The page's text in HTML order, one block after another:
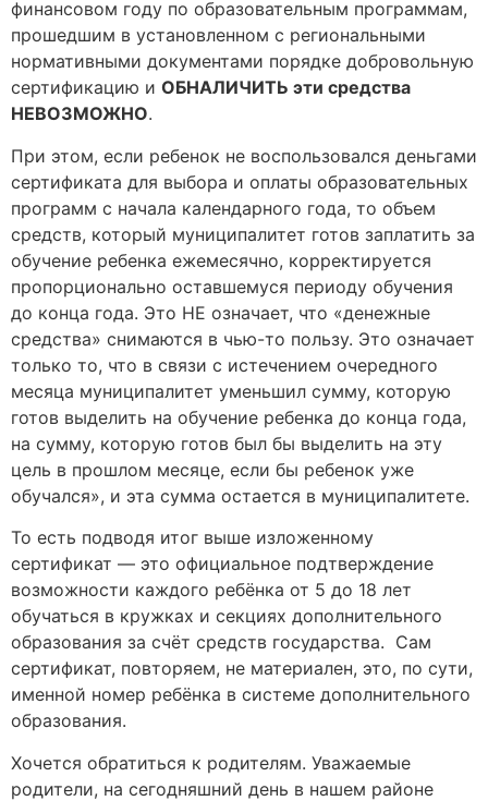
финансовом году по образовательным программам,
прошедшим в установленном с региональными
нормативными документами порядке добровольную
сертификацию и ОБНАЛИЧИТЬ эти средства
НЕВОЗМОЖНО.
При этом, если ребенок не воспользовался деньгами
сертификата для выбора и оплаты образовательных
программ с начала календарного года, то объем
средств, который муниципалитет готов заплатить за
обучение ребенка ежемесячно, корректируется
пропорционально оставшемуся периоду обучения
до конца года. Это НЕ означает, что «денежные
средства» снимаются в чью-то пользу. Это означает
только то, что в связи с истечением очередного
месяца муниципалитет уменьшил сумму, которую
готов выделить на обучение ребенка до конца года,
на сумму, которую готов был бы выделить на эту
цель в прошлом месяце, если бы ребенок уже
обучался», и эта сумма остается в муниципалитете.
То есть подводя итог выше изложенному
сертификат — это официальное подтверждение
возможности каждого ребёнка от 5 до 18 лет
обучаться в кружках и секциях дополнительного
образования за счёт средств государства. Сам
сертификат, повторяем, не материален, это, по сути,
именной номер ребёнка в системе дополнительного
образования.
Хочется обратиться к родителям. Уважаемые
родители, на сегодняшний день в нашем районе